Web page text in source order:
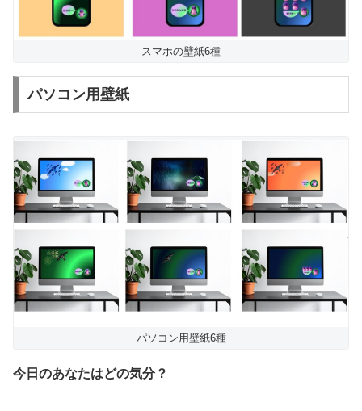
スマホの壁紙6種
パソコン用壁紙
パソコン用壁紙6種
今日のあなたはどの気分？